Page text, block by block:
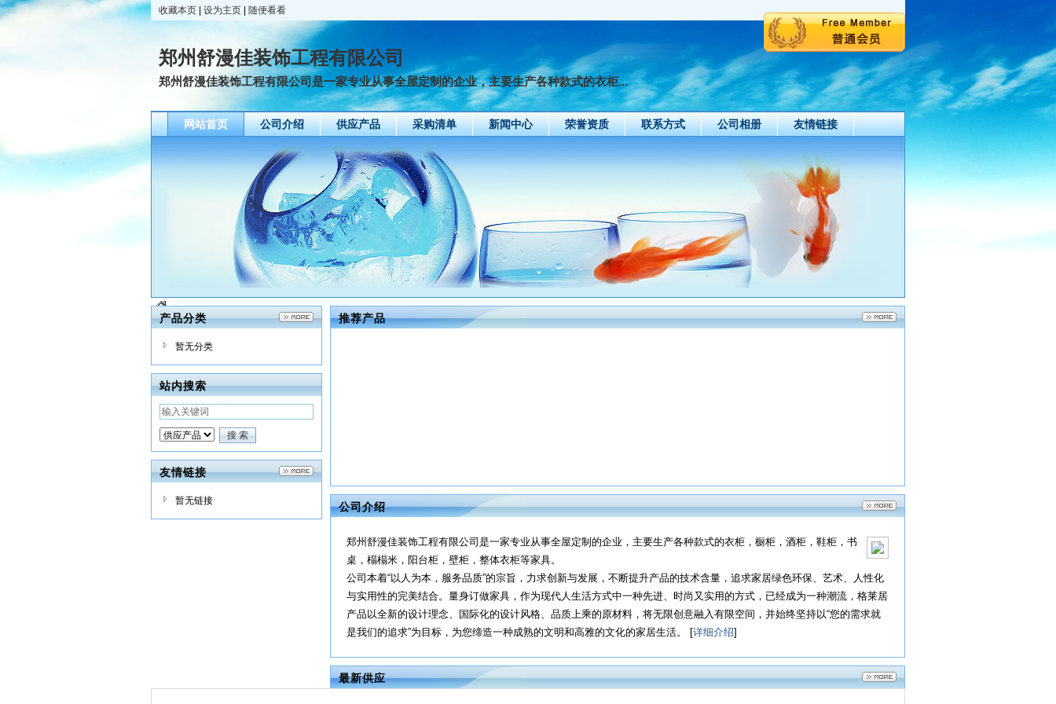
收藏本页 设为主页 随便看看
郑州舒漫佳装饰工程有限公司
郑州舒漫佳装饰工程有限公司是一家专业从事全屋定制的企业，主要生产各种款式的衣柜...
网站首页 公司介绍 供应产品 采购清单 新闻中心 荣誉资质 联系方式 公司相册 友情链接
产品分类
暂无分类
站内搜索
友情链接
暂无链接
推荐产品
公司介绍
郑州舒漫佳装饰工程有限公司是一家专业从事全屋定制的企业，主要生产各种款式的衣柜，橱柜，酒柜，鞋柜，书
桌，榻榻米，阳台柜，壁柜，整体衣柜等家具。
公司本着“以人为本，服务品质”的宗旨，力求创新与发展，不断提升产品的技术含量，追求家居绿色环保、艺术、人性化
与实用性的完美结合。量身订做家具，作为现代人生活方式中一种先进、时尚又实用的方式，已经成为一种潮流，格莱居
产品以全新的设计理念、国际化的设计风格、品质上乘的原材料，将无限创意融入有限空间，并始终坚持以“您的需求就
是我们的追求”为目标，为您缔造一种成熟的文明和高雅的文化的家居生活。 [详细介绍]
最新供应